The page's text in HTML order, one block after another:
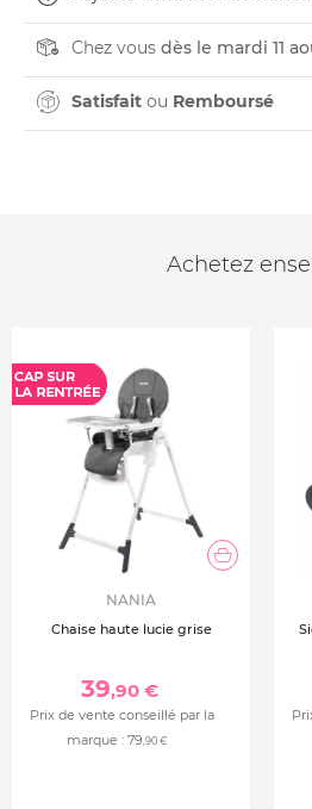
Chez vous dès le mardi 11
Satisfait ou Remboursé
Achetez
NANIA
Chaise haute lucie grise
39,90 €
Prix de vente conseillé par la
marque : 79,90 €